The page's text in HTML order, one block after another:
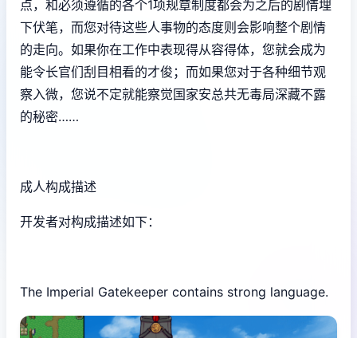
点，和必须遵循的各个1项规章制度都会为之后的剧情埋
下伏笔，而您对待这些人事物的态度则会影响整个剧情
的走向。如果你在工作中表现得从容得体，您就会成为
能令长官们刮目相看的才俊；而如果您对于各种细节观
察入微，您说不定就能察觉国家安总共无毒局深藏不露
的秘密……
成人构成描述
开发者对构成描述如下：
The Imperial Gatekeeper contains strong language.